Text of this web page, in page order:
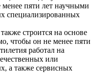
пяти лет научными
специализированных
строится на основе
чтобы он не менее пяти
работал на
или
а также сервисных